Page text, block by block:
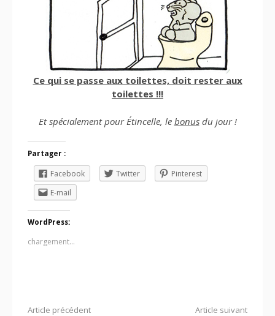
Ce qui se passe aux toilettes, doit rester aux
toilettes !!!
Et spécialement pour Étincelle, le bonusdu jour !
Partager :
Facebook Twitter
Pinterest
E-mail
WordPress:
chargement…
Article précédent Article suivant